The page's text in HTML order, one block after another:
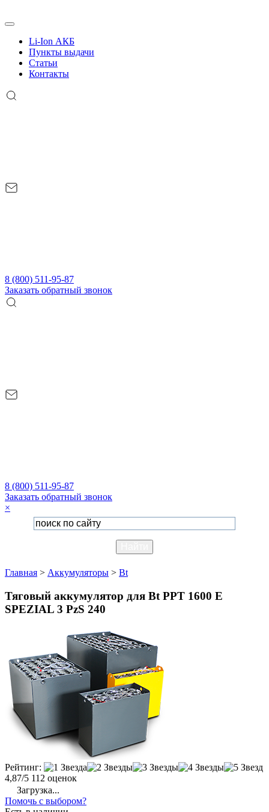
Li-Ion АКБ
Пункты выдачи
Статьи
Контакты
8 (800) 511-95-87
Заказать обратный звонок
8 (800) 511-95-87
Заказать обратный звонок
×
Главная > Аккумуляторы > Bt
Тяговый аккумулятор для Bt PPT 1600 E
SPEZIAL 3 PzS 240
Рейтинг:
4,87/5 112 оценок
Загрузка...
Помочь с выбором?